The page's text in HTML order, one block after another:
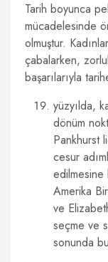
Tarih boyunca
mücadelesinde
olmuştur.
çabalarken,
başarılarıyla
yüzyılda,
dönüm
Pankhurst
cesur
edilmesine
Amerika
ve
seçme ve
sonunda